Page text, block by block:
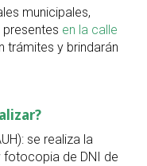
municipales,
en la calle
trámites y brindarán
se realiza la
fotocopia de DNI de